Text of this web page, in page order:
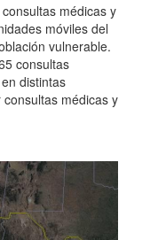
médicas y
móviles del
vulnerable.
consultas
distintas
médicas y